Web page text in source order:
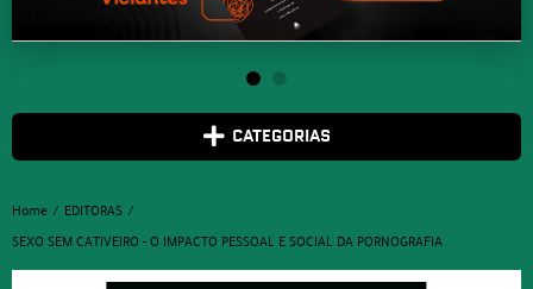
CATEGORIAS
Home
EDITORAS
SEXO SEM CATIVEIRO - O IMPACTO PESSOAL E SOCIAL DA PORNOGRAFIA